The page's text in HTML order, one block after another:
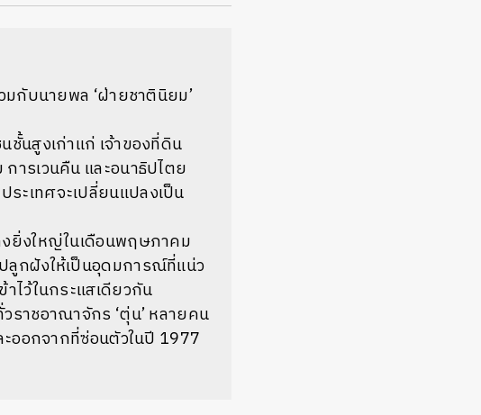
มกับนายพล ‘ฝ่ายชาตินิยม’
ชั้นสูงเก่าแก่ เจ้าของที่ดิน
ารเวนคืน และอนาธิปไตย
ะเทศจะเปลี่ยนแปลงเป็น
ยิ่งใหญ่ในเดือนพฤษภาคม
ลูกฝังให้เป็นอุดมการณ์ที่แน่ว
ไว้ในกระแสเดียวกัน
ราชอาณาจักร ‘ตุ่น’ หลายคน
ออกจากที่ซ่อนตัวในปี 1977